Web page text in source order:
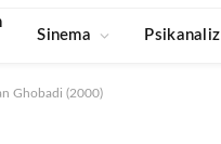
Sinema Psikanaliz
Ghobadi (2000)